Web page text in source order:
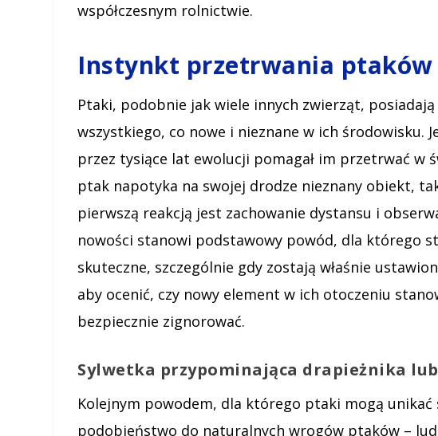
współczesnym rolnictwie.
Instynkt przetrwania ptaków
Ptaki, podobnie jak wiele innych zwierząt,
wszystkiego, co nowe i nieznane w ich środowisku.
przez tysiące lat ewolucji pomagał im przetrwać w
ptak napotyka na swojej drodze nieznany obiekt,
pierwszą reakcją jest zachowanie dystansu i
nowości stanowi podstawowy powód, dla którego
skuteczne, szczególnie gdy zostają właśnie
aby ocenić, czy nowy element w ich otoczeniu
bezpiecznie zignorować.
Sylwetka przypominająca drapieżnika lub
Kolejnym powodem, dla którego ptaki mogą
podobieństwo do naturalnych wrogów ptaków –